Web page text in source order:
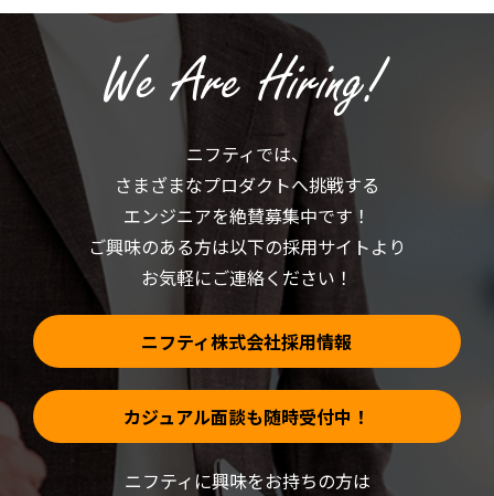
リ
し
い
ウ
ィ
開
き
す)
有
(新
い
ウ
ィ
ン
ま
す)
ニフティでは、
さまざまなプロダクトへ挑戦する
エンジニアを絶賛募集中です！
ご興味のある方は以下の採用サイトより
お気軽にご連絡ください！
ニフティ株式会社採用情報
カジュアル面談も随時受付中！
ニフティに興味をお持ちの方は